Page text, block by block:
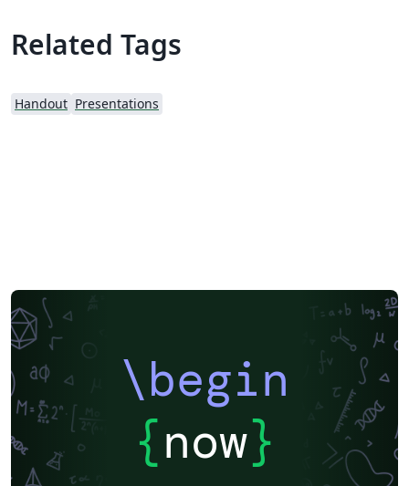
Related Tags
Handout Presentations
\begin
{now}